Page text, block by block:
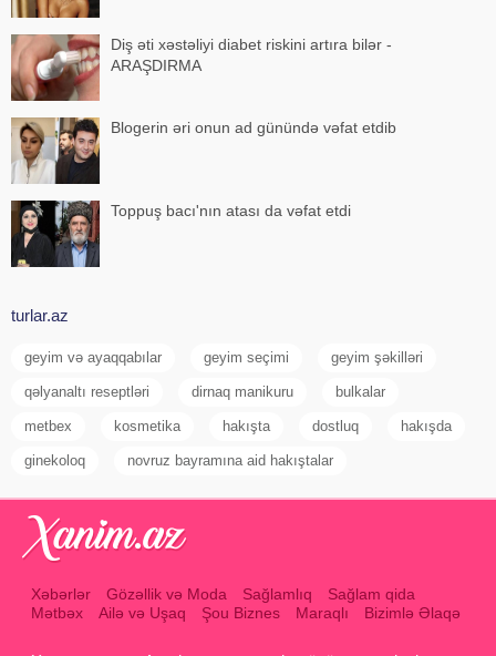
Diş əti xəstəliyi diabet riskini artıra bilər -
ARAŞDIRMA
Blogerin əri onun ad günündə vəfat etdib
Toppuş bacı'nın atası da vəfat etdi
turlar.az
geyim və ayaqqabılar geyim seçimi geyim şəkilləri
qəlyanaltı reseptləri dirnaq manikuru bulkalar
metbex kosmetika hakışta dostluq hakışda
ginekoloq novruz bayramına aid hakıştalar
Xəbərlər Gözəllik və Moda Sağlamlıq
Sağlam qida
Mətbəx
Ailə və Uşaq Şou Biznes Maraqlı Bizimlə Əlaqə